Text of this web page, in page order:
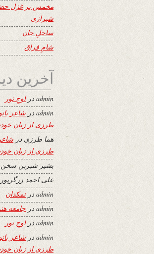
مخمس بر غزل
شیرازی
ساحلِ جان
شامِ فراق
آخرین
adminدراوجِ نور
adminدر شاعر
طرزی از زبان
هما طرزی در
طرزی از زبان
بشیر شیرین سخن
علی احمد زرگرپور
adminدرنمکدان
adminدر جامعه
admin دراوجِ نور
adminدر شاعر
طرزی از زبان